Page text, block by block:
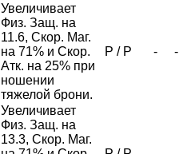
Увеличивает
Физ. Защ. на
11.6, Скор. Маг.
на 71% и Скор.
Атк. на 25% при
ношении
тяжелой брони.
P / P - -
Увеличивает
Физ. Защ. на
13.3, Скор. Маг.